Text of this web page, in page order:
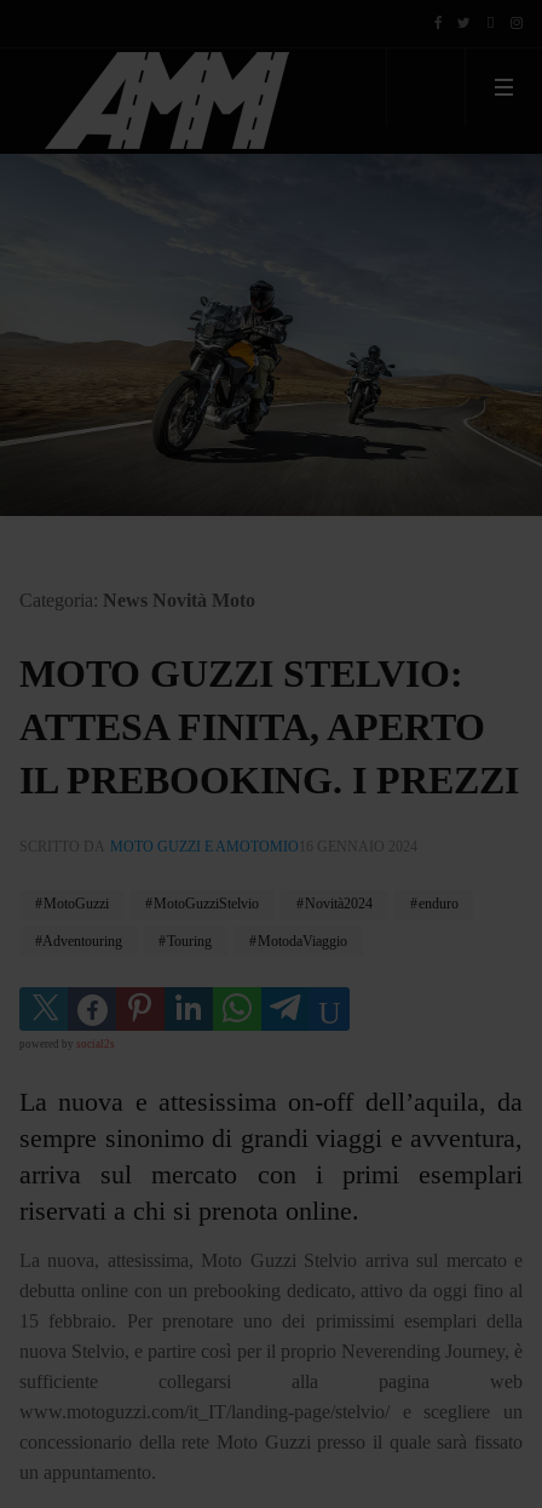
Categoria: News Novità Moto
MOTO GUZZI STELVIO:
ATTESA FINITA, APERTO
IL PREBOOKING. I PREZZI
SCRITTO DA MOTO GUZZI E AMOTOMIO 16 GENNAIO 2024
MotoGuzzi MotoGuzziStelvio Novità2024 enduro
Adventouring Touring MotodaViaggio
powered by social2s
La nuova e attesissima on-off dell’aquila, da
sempre sinonimo di grandi viaggi e avventura,
arriva sul mercato con i primi esemplari
riservati a chi si prenota online.
La nuova, attesissima, Moto Guzzi Stelvio arriva sul mercato e
debutta online con un prebooking dedicato, attivo da oggi fino al
15 febbraio. Per prenotare uno dei primissimi esemplari della
nuova Stelvio, e partire così per il proprio Neverending Journey, è
sufficiente collegarsi alla pagina web
www.motoguzzi.com/it_IT/landing-page/stelvio/ e scegliere un
concessionario della rete Moto Guzzi presso il quale sarà fissato
un appuntamento.